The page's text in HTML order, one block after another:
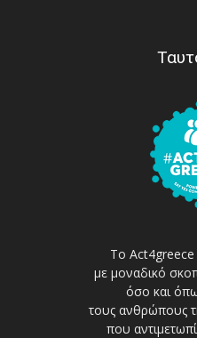
Το
με μοναδικό
όσο και
τους ανθρώπους
που